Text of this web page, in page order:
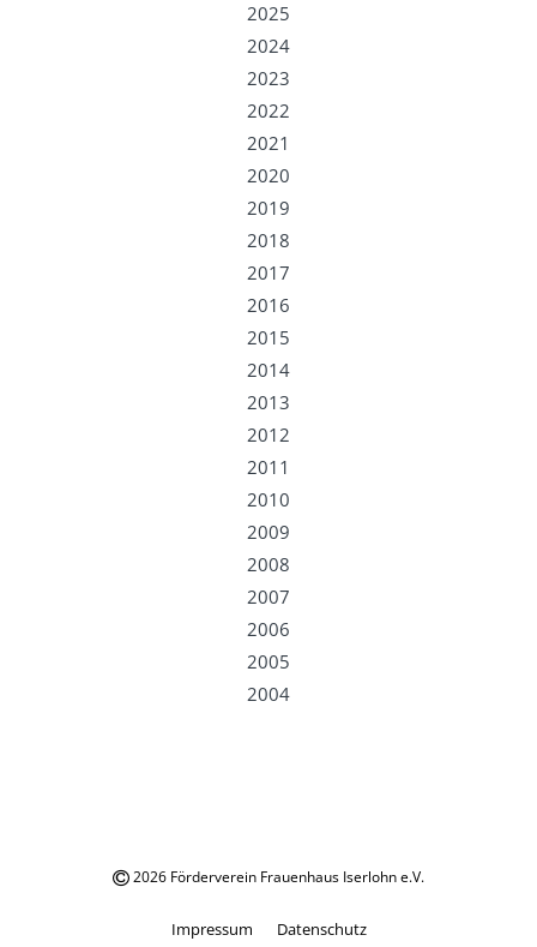
2025
2024
2023
2022
2021
2020
2019
2018
2017
2016
2015
2014
2013
2012
2011
2010
2009
2008
2007
2006
2005
2004
2026 Förderverein Frauenhaus Iserlohn e.V.
Impressum Datenschutz